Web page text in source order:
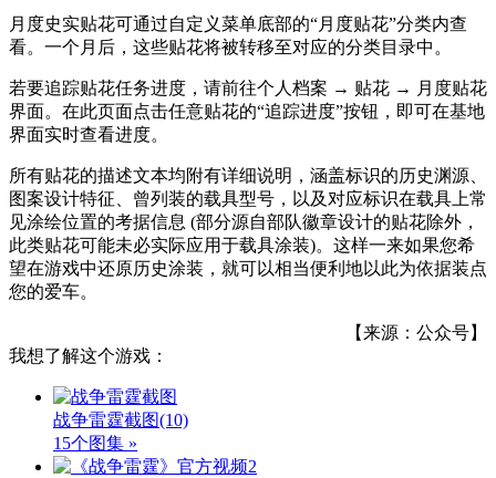
月度史实贴花可通过自定义菜单底部的“月度贴花”分类内查
看。一个月后，这些贴花将被转移至对应的分类目录中。
若要追踪贴花任务进度，请前往个人档案 → 贴花 → 月度贴花
界面。在此页面点击任意贴花的“追踪进度”按钮，即可在基地
界面实时查看进度。
所有贴花的描述文本均附有详细说明，涵盖标识的历史渊源、
图案设计特征、曾列装的载具型号，以及对应标识在载具上常
见涂绘位置的考据信息 (部分源自部队徽章设计的贴花除外，
此类贴花可能未必实际应用于载具涂装)。这样一来如果您希
望在游戏中还原历史涂装，就可以相当便利地以此为依据装点
您的爱车。
【来源：公众号】
我想了解这个游戏：
战争雷霆截图(10)
15个图集 »